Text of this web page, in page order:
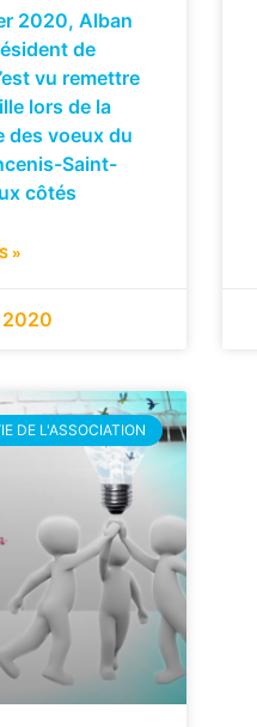
2020, Alban
de
vu remettre
lors de la
des voeux du
Saint-
côtés
»
2020
DE L'ASSOCIATION